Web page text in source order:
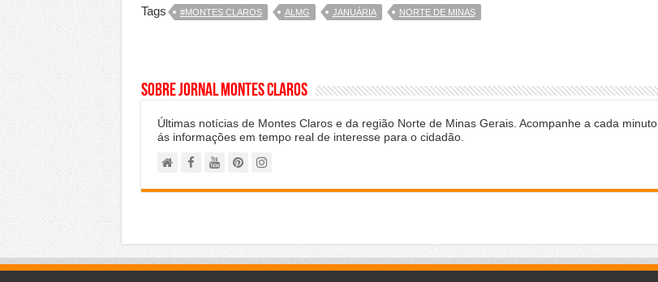
Tags #MONTES CLAROS ALMG JANUÁRIA NORTE DE MINAS
Sobre Jornal Montes Claros
Últimas notícias de Montes Claros e da região Norte de Minas Gerais. Acompanhe a cada minuto
ás informações em tempo real de interesse para o cidadão.